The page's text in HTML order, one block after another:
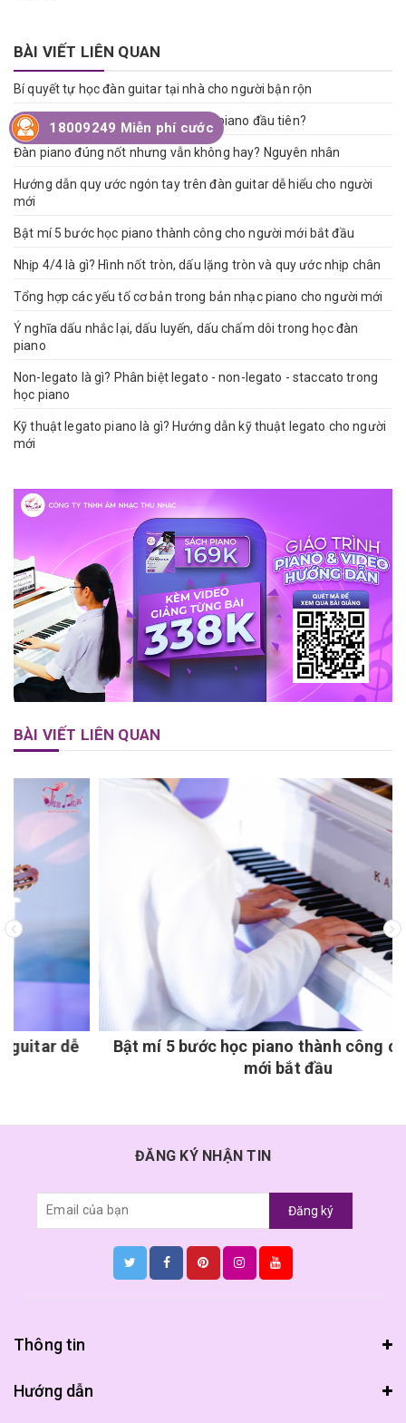
BÀI VIẾT LIÊN QUAN
Bí quyết tự học đàn guitar tại nhà cho người bận rộn
Mất bao lâu để chơi được bản nhạc piano đầu tiên?
Đàn piano đúng nốt nhưng vẫn không hay? Nguyên nhân
Hướng dẫn quy ước ngón tay trên đàn guitar dễ hiểu cho người
mới
Bật mí 5 bước học piano thành công cho người mới bắt đầu
Nhịp 4/4 là gì? Hình nốt tròn, dấu lặng tròn và quy ước nhịp chân
Tổng hợp các yếu tố cơ bản trong bản nhạc piano cho người mới
Ý nghĩa dấu nhắc lại, dấu luyến, dấu chấm dôi trong học đàn
piano
Non-legato là gì? Phân biệt legato - non-legato - staccato trong
học piano
Kỹ thuật legato piano là gì? Hướng dẫn kỹ thuật legato cho người
mới
BÀI VIẾT LIÊN QUAN
Bật mí 5 bước học piano thành công cho người
mới bắt đầu
ĐĂNG KÝ NHẬN TIN
Đăng ký
Thông tin
Hướng dẫn
18009249 Miễn phí cước